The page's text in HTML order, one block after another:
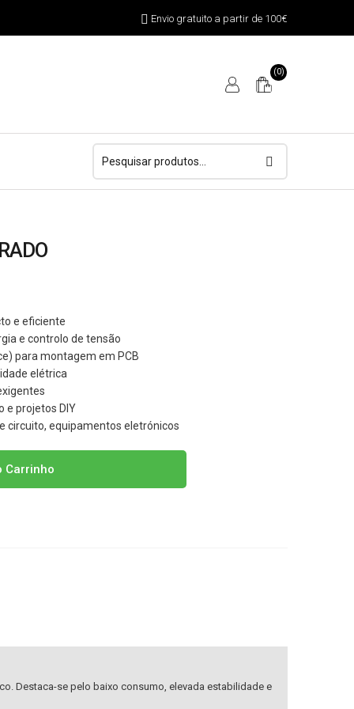
Envio gratuito a partir de 100€
(0)
e eficiente
e controlo de tensão
para montagem em PCB
elétrica
e projetos DIY
circuito, equipamentos eletrónicos
Carrinho
Destaca-se pelo baixo consumo, elevada estabilidade e